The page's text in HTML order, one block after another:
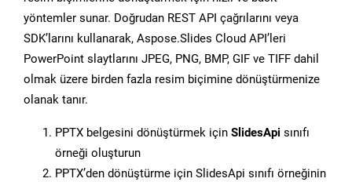
yöntemler sunar. Doğrudan REST API çağrılarını veya
SDK’larını kullanarak, Aspose.Slides Cloud API’leri
PowerPoint slaytlarını JPEG, PNG, BMP, GIF ve TIFF dahil
olmak üzere birden fazla resim biçimine dönüştürmenize
olanak tanır.
PPTX belgesini dönüştürmek için SlidesApi sınıfı
örneği oluşturun
PPTX’den dönüştürme için SlidesApi sınıfı örneğinin